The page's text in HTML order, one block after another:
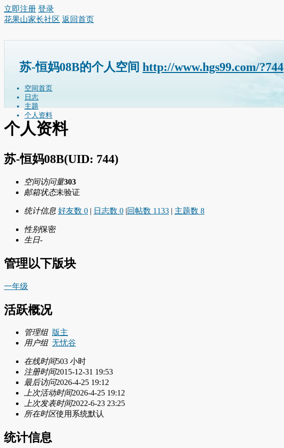
立即注册 登录
花果山家长社区 返回首页
苏-恒妈08B的个人空间 http://www.hgs99.com/?744
空间首页
日志
主题
个人资料
个人资料
苏-恒妈08B(UID: 744)
空间访问量303
邮箱状态未验证
统计信息 好友数 0 | 日志数 0 |回帖数 1133 | 主题数 8
性别保密
生日-
管理以下版块
一年级
活跃概况
管理组 版主
用户组 无忧谷
在线时间503 小时
注册时间2015-12-31 19:53
最后访问2026-4-25 19:12
上次活动时间2026-4-25 19:12
上次发表时间2022-6-23 23:25
所在时区使用系统默认
统计信息